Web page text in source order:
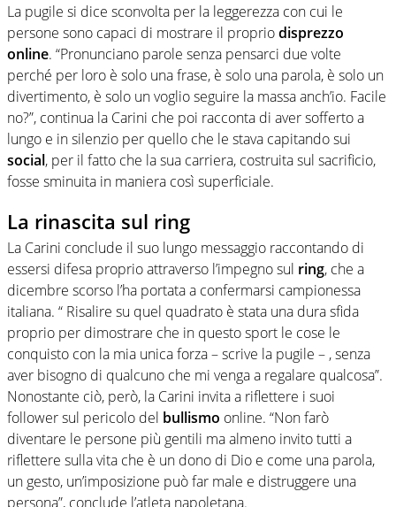
La pugile si dice sconvolta per la leggerezza con cui le
persone sono capaci di mostrare il propriodisprezzo
online. “Pronunciano parole senza pensarci due volte
perché per loro è solo una frase, è solo una parola, è solo un
divertimento, è solo un voglio seguire la massa anch’io. Facile
no?”, continua la Carini che poi racconta di aver sofferto a
lungo e in silenzio per quello che le stava capitando sui
social, per il fatto che la sua carriera, costruita sul sacrificio,
fosse sminuita in maniera così superficiale.
La rinascita sul ring
La Carini conclude il suo lungo messaggio raccontando di
essersi difesa proprio attraverso l’impegno sul ring, che a
dicembre scorso l’ha portata a confermarsi campionessa
italiana. “ Risalire su quel quadrato è stata una dura sfida
proprio per dimostrare che in questo sport le cose le
conquisto con la mia unica forza – scrive la pugile – , senza
aver bisogno di qualcuno che mi venga a regalare qualcosa”.
Nonostante ciò, però, la Carini invita a riflettere i suoi
follower sul pericolo del bullismo online. “Non farò
diventare le persone più gentili ma almeno invito tutti a
riflettere sulla vita che è un dono di Dio e come una parola,
un gesto, un’imposizione può far male e distruggere una
persona”, conclude l’atleta napoletana.